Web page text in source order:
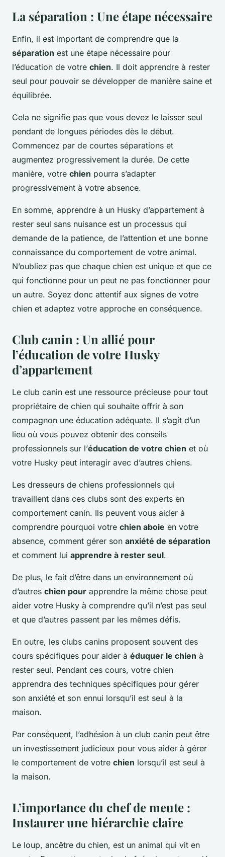
La séparation : Une étape nécessaire
Enfin, il est important de comprendre que la
séparation est une étape nécessaire pour
l’éducation de votre chien. Il doit apprendre à rester
seul pour pouvoir se développer de manière saine et
équilibrée.
Cela ne signifie pas que vous devez le laisser seul
pendant de longues périodes dès le début.
Commencez par de courtes séparations et
augmentez progressivement la durée. De cette
manière, votre chien pourra s’adapter
progressivement à votre absence.
En somme, apprendre à un Husky d’appartement à
rester seul sans nuisance est un processus qui
demande de la patience, de l’attention et une bonne
connaissance du comportement de votre animal.
N’oubliez pas que chaque chien est unique et que ce
qui fonctionne pour un peut ne pas fonctionner pour
un autre. Soyez donc attentif aux signes de votre
chien et adaptez votre approche en conséquence.
Club canin : Un allié pour
l’éducation de votre Husky
d’appartement
Le club canin est une ressource précieuse pour tout
propriétaire de chien qui souhaite offrir à son
compagnon une éducation adéquate. Il s’agit d’un
lieu où vous pouvez obtenir des conseils
professionnels sur l’éducation de votre chien et où
votre Husky peut interagir avec d’autres chiens.
Les dresseurs de chiens professionnels qui
travaillent dans ces clubs sont des experts en
comportement canin. Ils peuvent vous aider à
comprendre pourquoi votre chien aboie en votre
absence, comment gérer son anxiété de séparation
et comment lui apprendre à rester seul.
De plus, le fait d’être dans un environnement où
d’autres chien pour apprendre la même chose peut
aider votre Husky à comprendre qu’il n’est pas seul
et que d’autres passent par les mêmes défis.
En outre, les clubs canins proposent souvent des
cours spécifiques pour aider à éduquer le chien à
rester seul. Pendant ces cours, votre chien
apprendra des techniques spécifiques pour gérer
son anxiété et son ennui lorsqu’il est seul à la
maison.
Par conséquent, l’adhésion à un club canin peut être
un investissement judicieux pour vous aider à gérer
le comportement de votre chien lorsqu’il est seul à
la maison.
L’importance du chef de meute :
Instaurer une hiérarchie claire
Le loup, ancêtre du chien, est un animal qui vit en